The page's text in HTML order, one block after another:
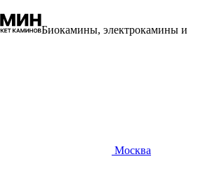
Биокамины, электрокамины и
Москва